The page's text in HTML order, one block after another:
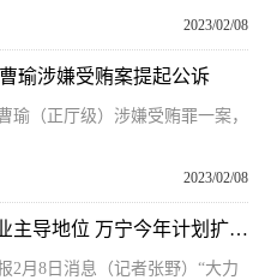
2023/02/08
瑜涉嫌受贿案提起公诉
瑜（正厅级）涉嫌受贿罪一案，
2023/02/08
世界速递！市县两会｜争取产业主导地位 万宁今年计划扩种斑兰叶2000余亩
2月8日消息（记者张野）“大力